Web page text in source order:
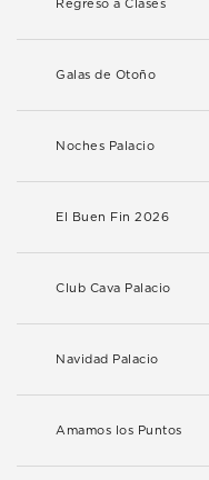
Regreso a Clases
Galas de Otoño
Noches Palacio
El Buen Fin 2026
Club Cava Palacio
Navidad Palacio
Amamos los Puntos